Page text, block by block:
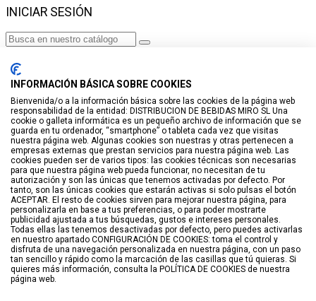
INICIAR SESIÓN
No se encontraron productos.
Iniciar sesión
VISTO RECIENTEMENTE
No hay productos
LISTA DE DESEOS
GUARDAR EN LISTA DE DESEOS
Crear
BUSCAR
Haga clic para más productos.
INFORMACIÓN BÁSICA SOBRE COOKIES
Bienvenida/o a la información básica sobre las cookies de la página web
responsabilidad de la entidad: DISTRIBUCION DE BEBIDAS MIRO SL Una
cookie o galleta informática es un pequeño archivo de información que se
guarda en tu ordenador, “smartphone” o tableta cada vez que visitas
nuestra página web. Algunas cookies son nuestras y otras pertenecen a
empresas externas que prestan servicios para nuestra página web. Las
cookies pueden ser de varios tipos: las cookies técnicas son necesarias
para que nuestra página web pueda funcionar, no necesitan de tu
autorización y son las únicas que tenemos activadas por defecto. Por
tanto, son las únicas cookies que estarán activas si solo pulsas el botón
ACEPTAR. El resto de cookies sirven para mejorar nuestra página, para
personalizarla en base a tus preferencias, o para poder mostrarte
publicidad ajustada a tus búsquedas, gustos e intereses personales.
Todas ellas las tenemos desactivadas por defecto, pero puedes activarlas
en nuestro apartado CONFIGURACIÓN DE COOKIES: toma el control y
disfruta de una navegación personalizada en nuestra página, con un paso
tan sencillo y rápido como la marcación de las casillas que tú quieras. Si
quieres más información, consulta la POLÍTICA DE COOKIES de nuestra
página web.